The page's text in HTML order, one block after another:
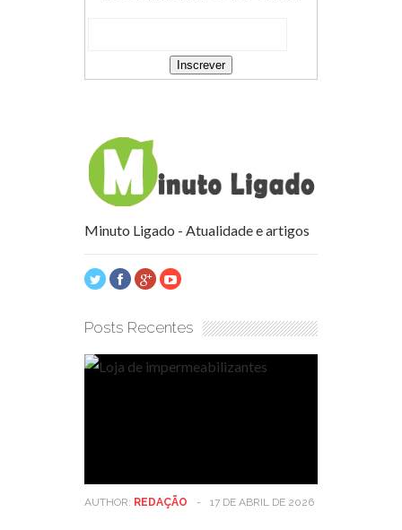
Minuto Ligado - Atualidade e artigos
Posts Recentes
AUTHOR: REDAÇÃO - 17 DE ABRIL DE 2026